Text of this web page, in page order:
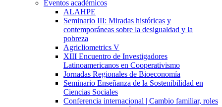
Eventos académicos
ALAHPE
Seminario III: Miradas históricas y
contemporáneas sobre la desigualdad y la
pobreza
Agricliometrics V
XIII Encuentro de Investigadores
Latinoamericanos en Cooperativismo
Jornadas Regionales de Bioeconomía
Seminario Enseñanza de la Sostenibilidad en
Ciencias Sociales
Conferencia internacional | Cambio familiar, roles